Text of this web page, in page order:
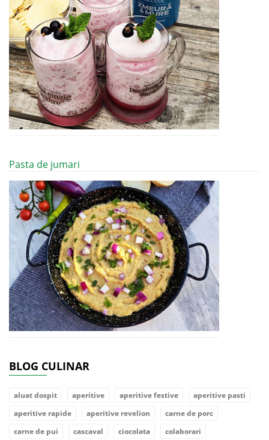
Pasta de jumari
BLOG CULINAR
aluat dospit aperitive aperitive festive
aperitive pasti
aperitive rapide
aperitive revelion
carne de porc
carne de pui
cascaval ciocolata
colaborari